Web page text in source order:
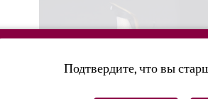
Подтвердите, что вы